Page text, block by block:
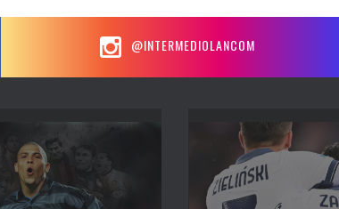
@INTERMEDIOLANCOM